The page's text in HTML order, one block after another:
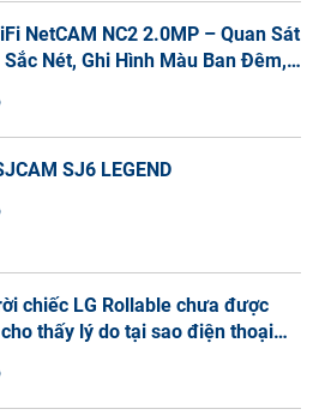
NetCAM NC2 2.0MP – Quan Sát
Nét, Ghi Hình Màu Ban Đêm,
SJ6 LEGEND
chiếc LG Rollable chưa được
thấy lý do tại sao điện thoại